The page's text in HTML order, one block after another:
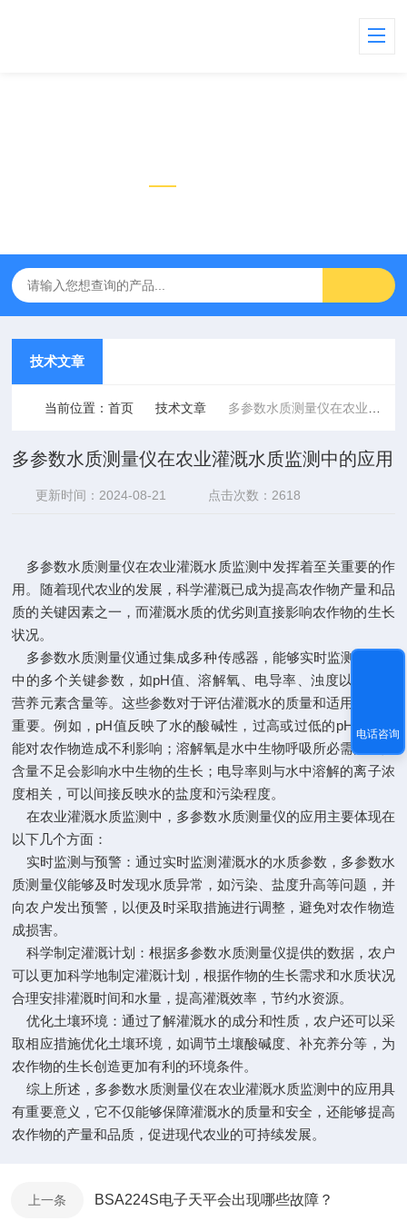
技术文章
当前位置：首页 技术文章 多参数水质测量仪在农业灌溉水质监测中的应用
多参数水质测量仪在农业灌溉水质监测中的应用
更新时间：2024-08-21 点击次数：2618
多参数水质测量仪在农业灌溉水质监测中发挥着至关重要的作
用。随着现代农业的发展，科学灌溉已成为提高农作物产量和品
质的关键因素之一，而灌溉水质的优劣则直接影响农作物的生长
状况。
多参数水质测量仪通过集成多种传感器，能够实时监测灌溉水
中的多个关键参数，如pH值、溶解氧、电导率、浊度以及特定
营养元素含量等。这些参数对于评估灌溉水的质量和适用性至关
重要。例如，pH值反映了水的酸碱性，过高或过低的pH值都可
能对农作物造成不利影响；溶解氧是水中生物呼吸所必需的，其
含量不足会影响水中生物的生长；电导率则与水中溶解的离子浓
度相关，可以间接反映水的盐度和污染程度。
在农业灌溉水质监测中，多参数水质测量仪的应用主要体现在
以下几个方面：
实时监测与预警：通过实时监测灌溉水的水质参数，多参数水
质测量仪能够及时发现水质异常，如污染、盐度升高等问题，并
向农户发出预警，以便及时采取措施进行调整，避免对农作物造
成损害。
科学制定灌溉计划：根据多参数水质测量仪提供的数据，农户
可以更加科学地制定灌溉计划，根据作物的生长需求和水质状况
合理安排灌溉时间和水量，提高灌溉效率，节约水资源。
优化土壤环境：通过了解灌溉水的成分和性质，农户还可以采
取相应措施优化土壤环境，如调节土壤酸碱度、补充养分等，为
农作物的生长创造更加有利的环境条件。
综上所述，多参数水质测量仪在农业灌溉水质监测中的应用具
有重要意义，它不仅能够保障灌溉水的质量和安全，还能够提高
农作物的产量和品质，促进现代农业的可持续发展。
上一条 BSA224S电子天平会出现哪些故障？
电话咨询